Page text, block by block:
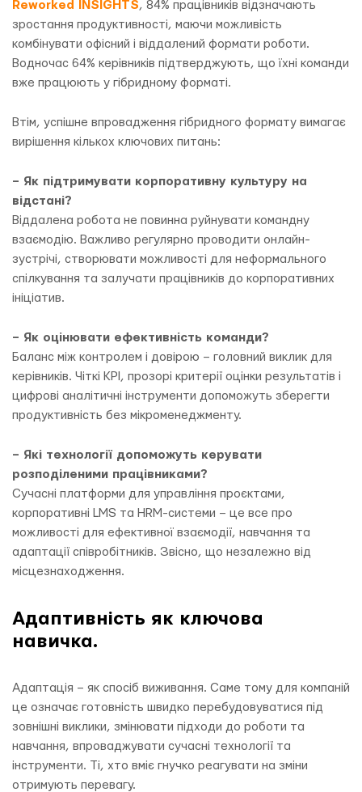
Reworked INSIGHTS, 84% працівників відзначають
зростання продуктивності, маючи можливість
комбінувати офісний і віддалений формати роботи.
Водночас 64% керівників підтверджують, що їхні команди
вже працюють у гібридному форматі.
Втім, успішне впровадження гібридного формату вимагає
вирішення кількох ключових питань:
– Як підтримувати корпоративну культуру на
відстані?
Віддалена робота не повинна руйнувати командну
взаємодію. Важливо регулярно проводити онлайн-
зустрічі, створювати можливості для неформального
спілкування та залучати працівників до корпоративних
ініціатив.
– Як оцінювати ефективність команди?
Баланс між контролем і довірою – головний виклик для
керівників. Чіткі KPI, прозорі критерії оцінки результатів і
цифрові аналітичні інструменти допоможуть зберегти
продуктивність без мікроменеджменту.
– Які технології допоможуть керувати
розподіленими працівниками?
Сучасні платформи для управління проєктами,
корпоративні LMS та HRM-системи – це все про
можливості для ефективної взаємодії, навчання та
адаптації співробітників. Звісно, що незалежно від
місцезнаходження.
Адаптивність як ключова
навичка.
Адаптація – як спосіб виживання. Саме тому для компаній
це означає готовність швидко перебудовуватися під
зовнішні виклики, змінювати підходи до роботи та
навчання, впроваджувати сучасні технології та
інструменти. Ті, хто вміє гнучко реагувати на зміни
отримують перевагу.